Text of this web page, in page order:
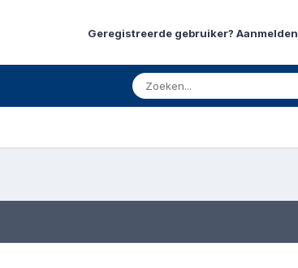
Geregistreerde gebruiker? Aanmelden